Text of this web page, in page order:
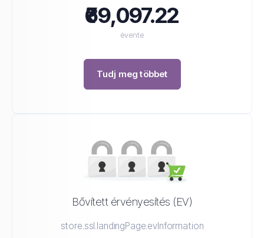
₹69,097.22
évente
Tudj meg többet
Bővített érvényesítés (EV)
store.ssl.landingPage.evInformation